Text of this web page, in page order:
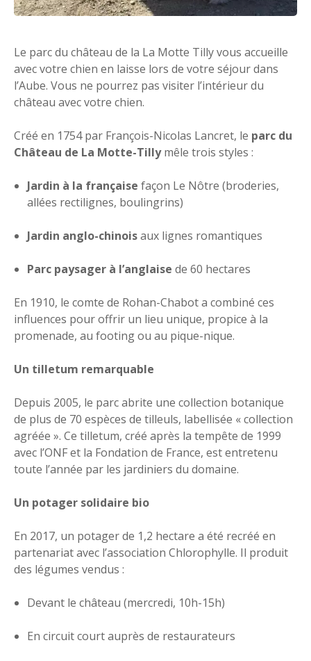
Le parc du château de la La Motte Tilly vous accueille
avec votre chien en laisse lors de votre séjour dans
l’Aube. Vous ne pourrez pas visiter l’intérieur du
château avec votre chien.
Créé en 1754 par François-Nicolas Lancret, le parc du
Château de La Motte-Tillymêle trois styles :
Jardin à la française façon Le Nôtre (broderies,
allées rectilignes, boulingrins)
Jardin anglo-chinoisaux lignes romantiques
Parc paysager à l’anglaise de 60 hectares
En 1910, le comte de Rohan-Chabot a combiné ces
influences pour offrir un lieu unique, propice à la
promenade, au footing ou au pique-nique.
Un tilletum remarquable
Depuis 2005, le parc abrite une collection botanique
de plus de 70 espèces de tilleuls, labellisée « collection
agréée ». Ce tilletum, créé après la tempête de 1999
avec l’ONF et la Fondation de France, est entretenu
toute l’année par les jardiniers du domaine.
Un potager solidaire bio
En 2017, un potager de 1,2 hectare a été recréé en
partenariat avec l’association Chlorophylle. Il produit
des légumes vendus :
Devant le château (mercredi, 10h-15h)
En circuit court auprès de restaurateurs